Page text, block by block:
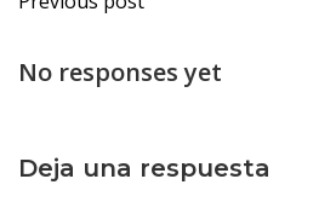
por
entradas
No responses yet
Deja una respuesta